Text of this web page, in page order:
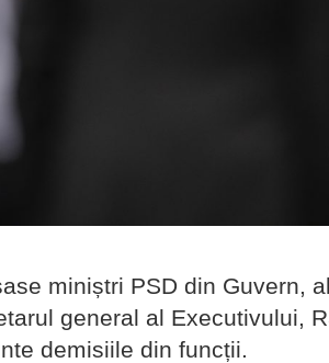
miniștri PSD din Guvern,
general al Executivului,
demisiile din funcții.